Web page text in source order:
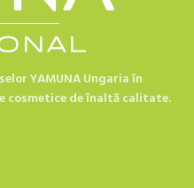
YAMUNA Ungaria în
cosmetice de înaltă calitate.